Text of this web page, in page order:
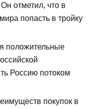
отметил, что в
попасть в тройку
положительные
Россию потоком
покупок в